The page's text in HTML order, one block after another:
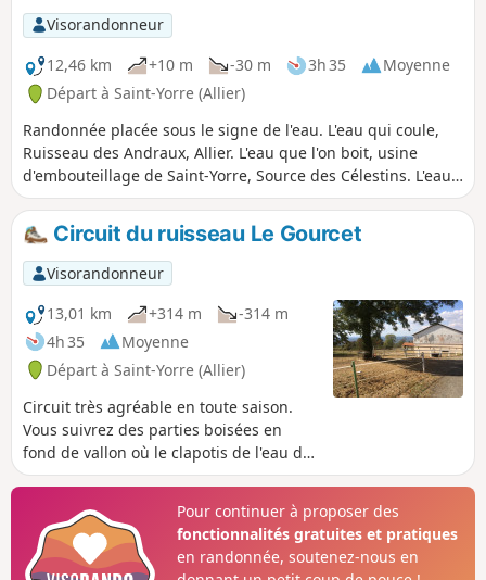
Visorandonneur
12,46 km
+10 m -30 m 3h 35
Moyenne
Départ à Saint-Yorre (Allier)
Randonnée placée sous le signe de l'eau. L'eau qui coule,
Ruisseau des Andraux, Allier. L'eau que l'on boit, usine
d'embouteillage de Saint-Yorre, Source des Célestins. L'eau
qui soigne, Hall des Sources et Grand Établissement
Thermal de Vichy. Et, en fonction de la météo, peut-être eau
qui tombe ?Randonnée faisable aussi en aller-retour,
difficulté Difficile (24 km).
Circuit du ruisseau Le Gourcet
Visorandonneur
13,01 km
+314 m
-314 m
4h 35
Moyenne
Départ à Saint-Yorre (Allier)
Circuit très agréable en toute saison.
Vous suivrez des parties boisées en
fond de vallon où le clapotis de l'eau du
ruisseau vous accompagne, mais aussi
une vue sur les Monts Dômes à l'Ouest
et les Montagne Bourbonnaise à l'Est.
Les passage à proximité du monument
Pour continuer à proposer des
fonctionnalités gratuites et pratiques
en randonnée, soutenez-nous en